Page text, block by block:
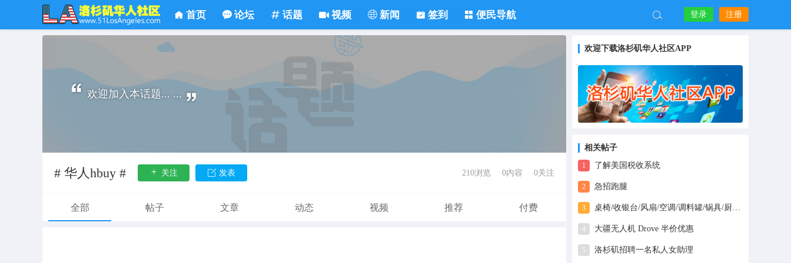
首页 论坛 话题 视频 新闻 签到 便民导航 登录 注册
欢迎下载洛杉矶华人社区APP
相关帖子
1 了解美国税收系统
2 急招跑腿
3 桌椅/收银台/风扇/空调/调料罐/锅具/厨具–餐厅货品海运新加坡到门
4 大疆无人机 Drove 半价优惠
5 洛杉矶招聘一名私人女助理
欢迎加入本话题... ...
# 华人hbuy # 关注 发表 210浏览 0内容 0关注
全部 帖子 文章 动态 视频 推荐 付费